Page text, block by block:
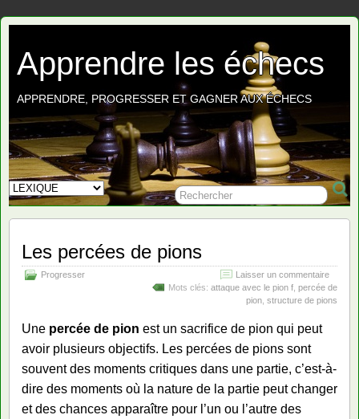
Apprendre les échecs
APPRENDRE, PROGRESSER ET GAGNER AUX ÉCHECS
Les percées de pions
Progresser
Laisser un commentaire
Mots clés: attaque avec le pion f percée de
pion structure de pions
Une percée de pion est un sacrifice de pion qui peut
avoir plusieurs objectifs. Les percées de pions sont
souvent des moments critiques dans une partie, c’est-à-
dire des moments où la nature de la partie peut changer
et des chances apparaître pour l’un ou l’autre des